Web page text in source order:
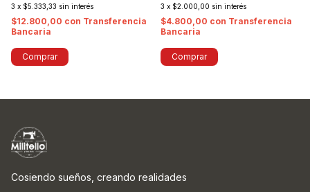
3 x $5.333,33 sin interés
$12.800,00 con Transferencia
Bancaria
3 x $2.000,00 sin interés
$4.800,00 con Transferencia
Bancaria
Comprar
Cosiendo sueños, creando realidades